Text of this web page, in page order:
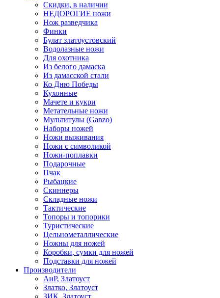
Скидки, в наличии
НЕДОРОГИЕ ножи
Нож разведчика
Финки
Булат златоустовский
Водолазные ножи
Для охотника
Из белого дамаска
Из дамасской стали
Ко Дню Победы
Кухонные
Мачете и кукри
Метательные ножи
Мультитулы (Ganzo)
Наборы ножей
Ножи выживания
Ножи с символикой
Ножи-поплавки
Подарочные
Пчак
Рыбацкие
Скиннеры
Складные ножи
Тактические
Топоры и топорики
Туристические
Цельнометаллические
Ножны для ножей
Коробки, сумки для ножей
Подставки для ножей
Производители
АиР, Златоуст
Златко, Златоуст
ЗИК, Златоуст